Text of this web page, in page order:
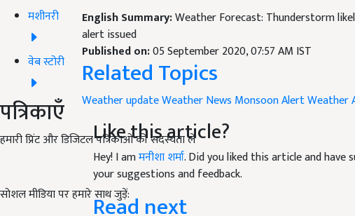
मशीनरी
वेब स्टोरी
पत्रिकाएँ
हमारी प्रिंट और डिजिटल पत्रिकाओं की सदस्यता लें
सोशल मीडिया पर हमारे साथ जुड़ें:
English Summary:Weather Forecast: Thunderstorm
alert issued
Published on:05 September 2020, 07:57 AM IST
Related Topics
Weather updateWeather News Monsoon AlertWeather
Like this article?
Hey! I amमनीशा शर्मा. Did you liked this article and
your suggestions and feedback.
Read next